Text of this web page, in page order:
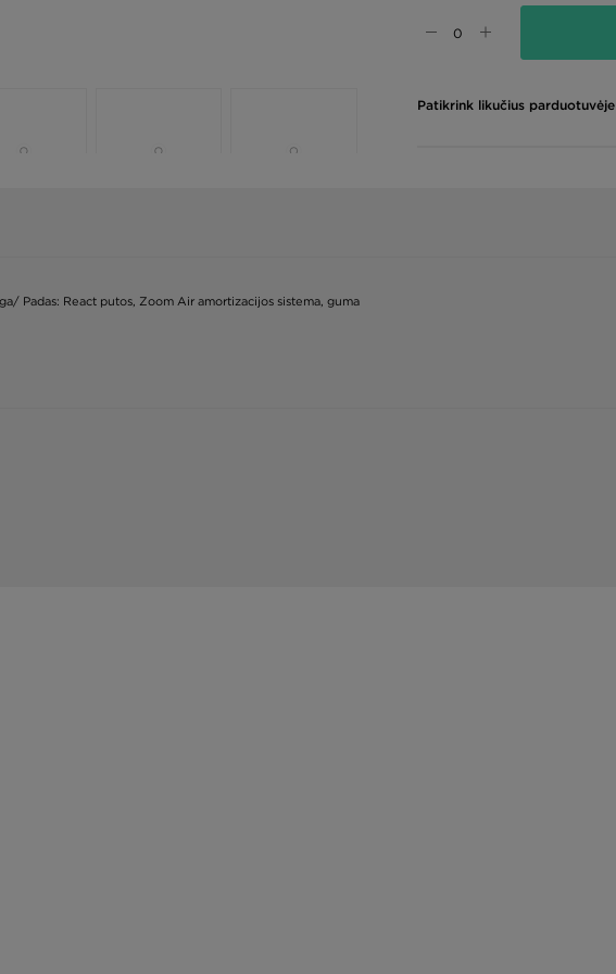
Patikrink likučius parduotuvėje
Padas: React putos, Zoom Air amortizacijos sistema, guma